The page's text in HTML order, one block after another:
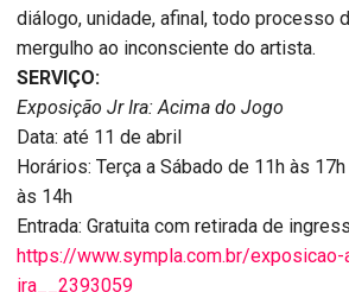
diálogo, unidade, afinal, todo processo
mergulho ao inconsciente do artista.
SERVIÇO:
Exposição Jr Ira: Acima do Jogo
Data: até 11 de abril
Horários: Terça a Sábado de 11h às
às 14h
Entrada: Gratuita com retirada de
https://www.sympla.com.br/
ira__2393059